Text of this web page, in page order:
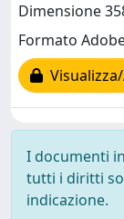
Dimensione
Formato
I documenti
tutti i diritti
indicazione.